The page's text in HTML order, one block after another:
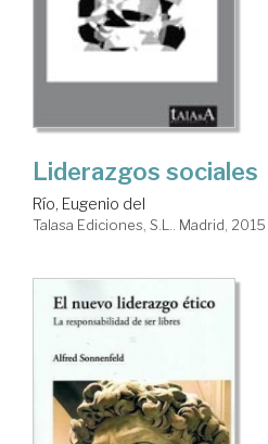
Liderazgos sociales
Río, Eugenio del
Talasa Ediciones, S.L.. Madrid, 2015